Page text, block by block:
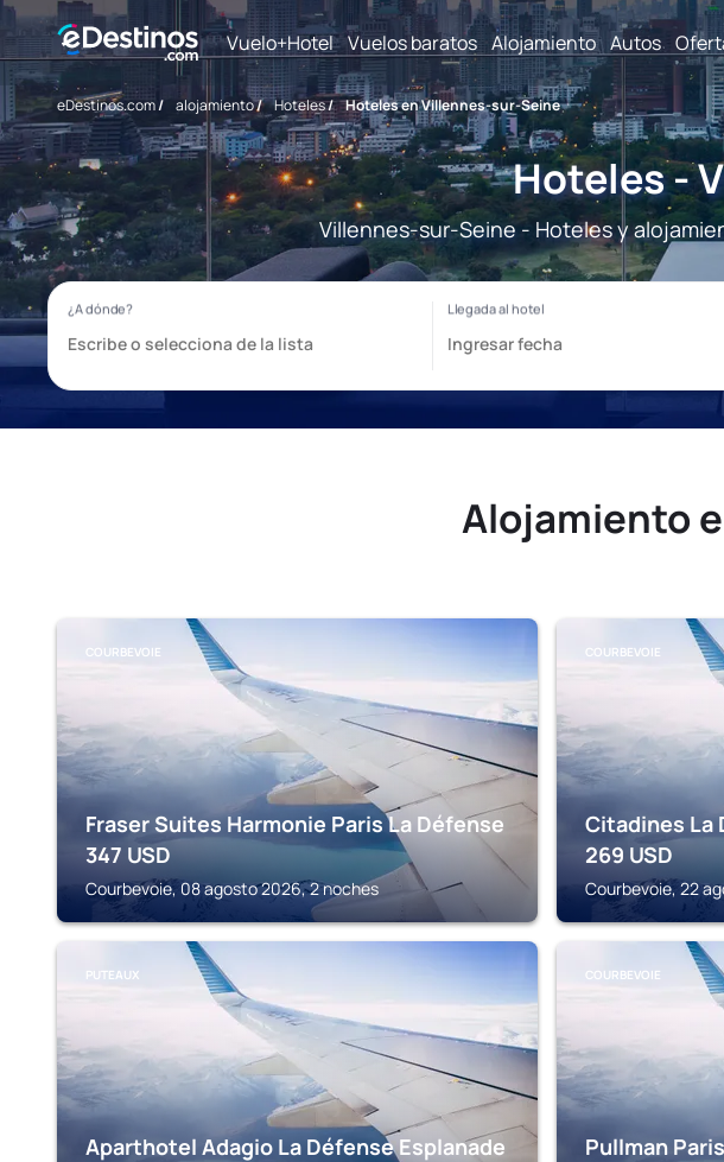
Vuelo+Hotel Vuelos baratos Alojamiento Autos
eDestinos.com/ alojamiento/ Hoteles/ Hoteles en Villennes-sur-Seine
Hoteles -
Villennes-sur-Seine - Hoteles y
Alojamiento
COURBEVOIE
Fraser Suites Harmonie Paris La Défense
347 USD
Courbevoie, 08 agosto 2026, 2 noches
COURBEVOIE
Citadines La
269 USD
Courbevoie, 22
PUTEAUX
Aparthotel Adagio La Défense Esplanade
COURBEVOIE
Pullman